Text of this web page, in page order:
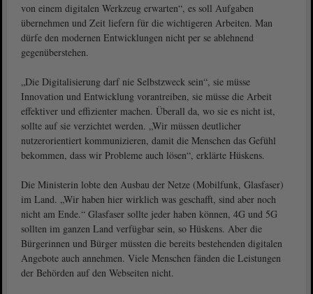
von einem digitalen Werkzeug erwarten“, es soll Aufgaben
übernehmen und Zeit liefern für die wichtigeren Arbeiten. Man
dürfe den modernen Entwicklungen nicht per se ablehnend
gegenüberstehen.
„Die Digitalisierung darf nie Selbstzweck sein“, sie müsse
Innovation und Entwicklung vorantreiben, sie müsse die Arbeit
effektiver und effizienter machen. Überall da, wo sie es nicht ist,
sollte auf sie verzichtet werden. „Wir müssen deutlicher
nutzerorientiert kommunizieren, damit die Menschen das Gefühl
bekommen, dass wir Probleme auch lösen“, erklärte Hüskens.
Die Ministerin lobte den Ausbau der Netze (Mobilfunk, Glasfaser)
im Land. „Wir haben hier wirklich was geschafft, sind aber noch
nicht am Ende.“ Glasfaser sollte jeder haben können, 4G und 5G
sollten im ganzen Land verfügbar sein, so Hüskens. Aber die
Bürgerinnen und Bürger müssten die bereits bestehenden digitalen
Angebote auch annehmen. Viele Menschen fänden die Leistungen
der Behörden auf den Webseiten nicht.